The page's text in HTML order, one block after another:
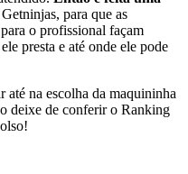
para que as
o profissional façam
presta e até onde ele pode
até na escolha da maquininha
deixe de conferir o Ranking